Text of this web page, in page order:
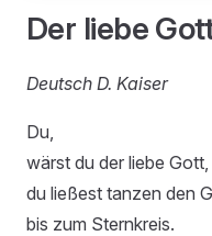
Der liebe
Deutsch D. Kaiser
Du,
wärst du der liebe Gott,
du ließest tanzen den
bis zum Sternkreis.